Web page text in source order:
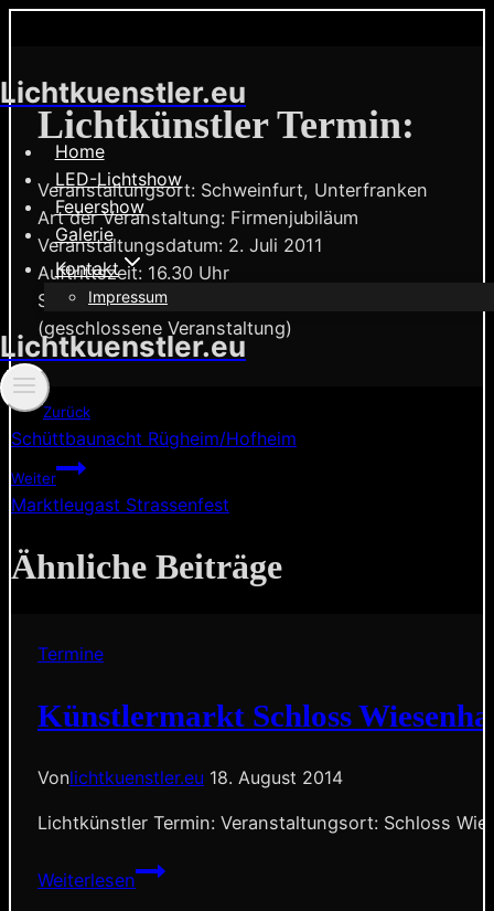
Inhalt
springen
Lichtkuenstler.eu
Home
LED-Lichtshow
Feuershow
Galerie
Kontakt
Impressum
Lichtkuenstler.eu
Lichtkünstler Termin:
Veranstaltungsort: Schweinfurt, Unterfranken
Art der Veranstaltung: Firmenjubiläum
Veranstaltungsdatum: 2. Juli 2011
Auftrittszeit: 16.30 Uhr
Show: Comedyjonglage
(geschlossene Veranstaltung)
Beitragsnavigation
Zurück
Schüttbaunacht Rügheim/Hofheim
Weiter
Marktleugast Strassenfest
Ähnliche Beiträge
Termine
Künstlermarkt Schloss
Vonlichtkuenstler.eu 18. August 2014
Lichtkünstler Termin: Veranstaltungsort: Schloss
Weiterlesen
Künstlermarkt
Schloss